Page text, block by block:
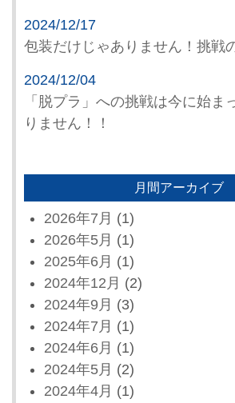
2024/12/17
包装だけじゃありません！挑戦
2024/12/04
「脱プラ」への挑戦は今に始ま
りません！！
月間アーカイブ
2026年7月 (1)
2026年5月 (1)
2025年6月 (1)
2024年12月 (2)
2024年9月 (3)
2024年7月 (1)
2024年6月 (1)
2024年5月 (2)
2024年4月 (1)